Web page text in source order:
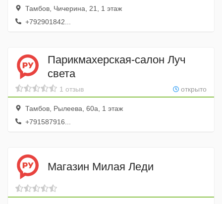
Тамбов, Чичерина, 21, 1 этаж
+792901842...
Парикмахерская-салон Луч
света
открыто
1 отзыв
Тамбов, Рылеева, 60а, 1 этаж
+791587916...
Магазин Милая Леди